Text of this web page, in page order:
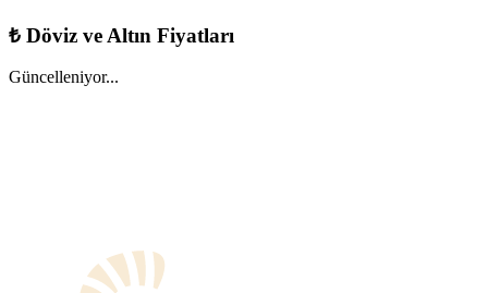
₺ Döviz ve Altın Fiyatları
Güncelleniyor...